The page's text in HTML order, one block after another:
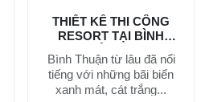
THIẾT KẾ THI CÔNG
RESORT TẠI BÌNH
Bình Thuận từ lâu đã nổi
tiếng với những bãi biển
xanh mát, cát trắng...